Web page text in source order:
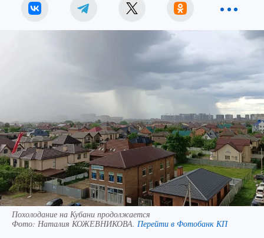
Похолодание на Кубани продолжается
Фото: Наталия КОЖЕВНИКОВА. Перейти в Фотобанк КП